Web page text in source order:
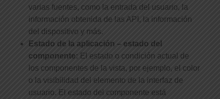
varias fuentes, como la entrada del usuario, la
información obtenida de las API, la información
del dispositivo y más.
Estado de la aplicación – estado del
componente: El estado o condición actual de
los componentes de la vista, por ejemplo, el color
o la visibilidad del elemento de la interfaz de
usuario. El estado del componente está